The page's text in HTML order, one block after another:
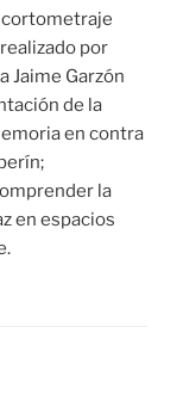
cortometraje
realizado por
Jaime Garzón
de la
en contra
la
en espacios